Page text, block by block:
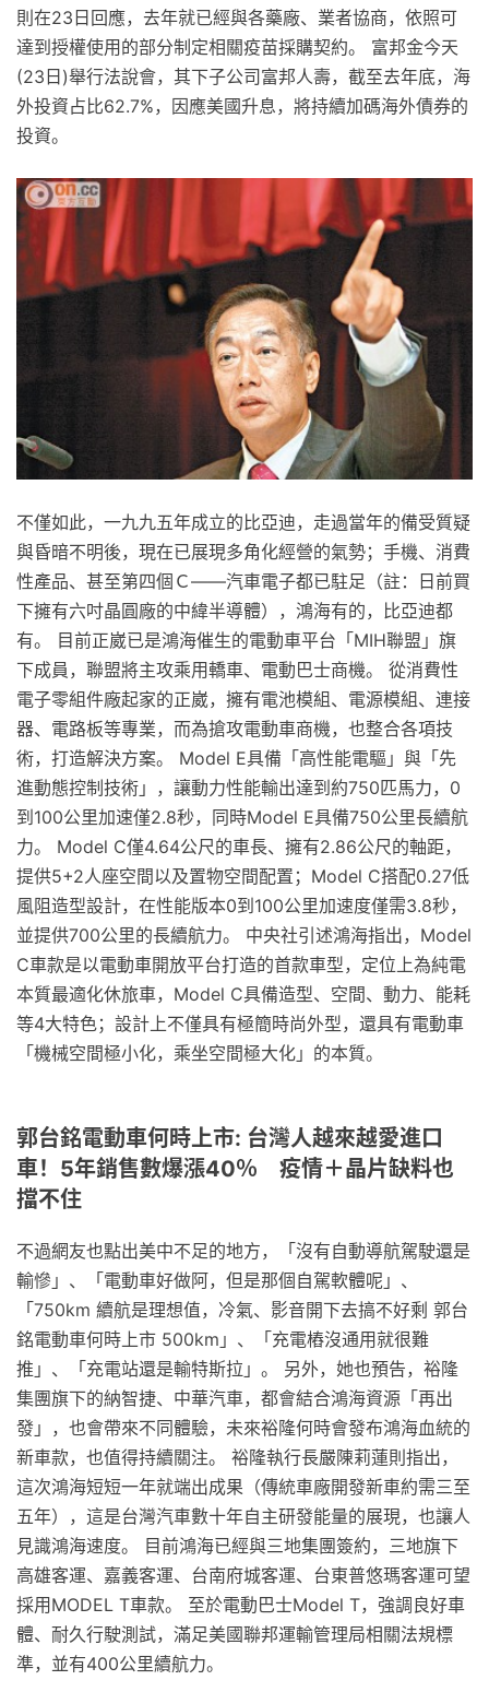
則在23日回應，去年就已經與各藥廠、業者協商，依照可
達到授權使用的部分制定相關疫苗採購契約。 富邦金今天
(23日)舉行法說會，其下子公司富邦人壽，截至去年底，海
外投資占比62.7%，因應美國升息，將持續加碼海外債券的
投資。
不僅如此，一九九五年成立的比亞迪，走過當年的備受質疑
與昏暗不明後，現在已展現多角化經營的氣勢；手機、消費
性產品、甚至第四個Ｃ——汽車電子都已駐足（註：日前買
下擁有六吋晶圓廠的中緯半導體），鴻海有的，比亞迪都
有。 目前正崴已是鴻海催生的電動車平台「MIH聯盟」旗
下成員，聯盟將主攻乘用轎車、電動巴士商機。 從消費性
電子零組件廠起家的正崴，擁有電池模組、電源模組、連接
器、電路板等專業，而為搶攻電動車商機，也整合各項技
術，打造解決方案。 Model E具備「高性能電驅」與「先
進動態控制技術」，讓動力性能輸出達到約750匹馬力，0
到100公里加速僅2.8秒，同時Model E具備750公里長續航
力。 Model C僅4.64公尺的車長、擁有2.86公尺的軸距，
提供5+2人座空間以及置物空間配置；Model C搭配0.27低
風阻造型設計，在性能版本0到100公里加速度僅需3.8秒，
並提供700公里的長續航力。 中央社引述鴻海指出，Model
C車款是以電動車開放平台打造的首款車型，定位上為純電
本質最適化休旅車，Model C具備造型、空間、動力、能耗
等4大特色；設計上不僅具有極簡時尚外型，還具有電動車
「機械空間極小化，乘坐空間極大化」的本質。
郭台銘電動車何時上市: 台灣人越來越愛進口
車！5年銷售數爆漲40％ 疫情＋晶片缺料也
擋不住
不過網友也點出美中不足的地方，「沒有自動導航駕駛還是
輸慘」、「電動車好做阿，但是那個自駕軟體呢」、
「750km 續航是理想值，冷氣、影音開下去搞不好剩 郭台
銘電動車何時上市 500km」、「充電樁沒通用就很難
推」、「充電站還是輸特斯拉」。 另外，她也預告，裕隆
集團旗下的納智捷、中華汽車，都會結合鴻海資源「再出
發」，也會帶來不同體驗，未來裕隆何時會發布鴻海血統的
新車款，也值得持續關注。 裕隆執行長嚴陳莉蓮則指出，
這次鴻海短短一年就端出成果（傳統車廠開發新車約需三至
五年），這是台灣汽車數十年自主研發能量的展現，也讓人
見識鴻海速度。 目前鴻海已經與三地集團簽約，三地旗下
高雄客運、嘉義客運、台南府城客運、台東普悠瑪客運可望
採用MODEL T車款。 至於電動巴士Model T，強調良好車
體、耐久行駛測試，滿足美國聯邦運輸管理局相關法規標
準，並有400公里續航力。